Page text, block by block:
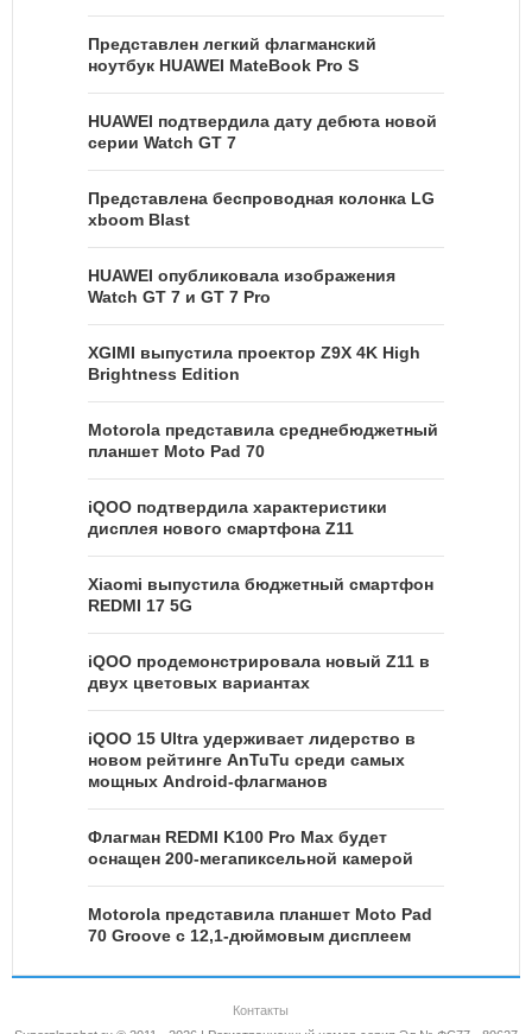
Представлен легкий флагманский
ноутбук HUAWEI MateBook Pro S
HUAWEI подтвердила дату дебюта новой
серии Watch GT 7
Представлена беспроводная колонка LG
xboom Blast
HUAWEI опубликовала изображения
Watch GT 7 и GT 7 Pro
XGIMI выпустила проектор Z9X 4K High
Brightness Edition
Motorola представила среднебюджетный
планшет Moto Pad 70
iQOO подтвердила характеристики
дисплея нового смартфона Z11
Xiaomi выпустила бюджетный смартфон
REDMI 17 5G
iQOO продемонстрировала новый Z11 в
двух цветовых вариантах
iQOO 15 Ultra удерживает лидерство в
новом рейтинге AnTuTu среди самых
мощных Android-флагманов
Флагман REDMI K100 Pro Max будет
оснащен 200-мегапиксельной камерой
Motorola представила планшет Moto Pad
70 Groove с 12,1-дюймовым дисплеем
Контакты